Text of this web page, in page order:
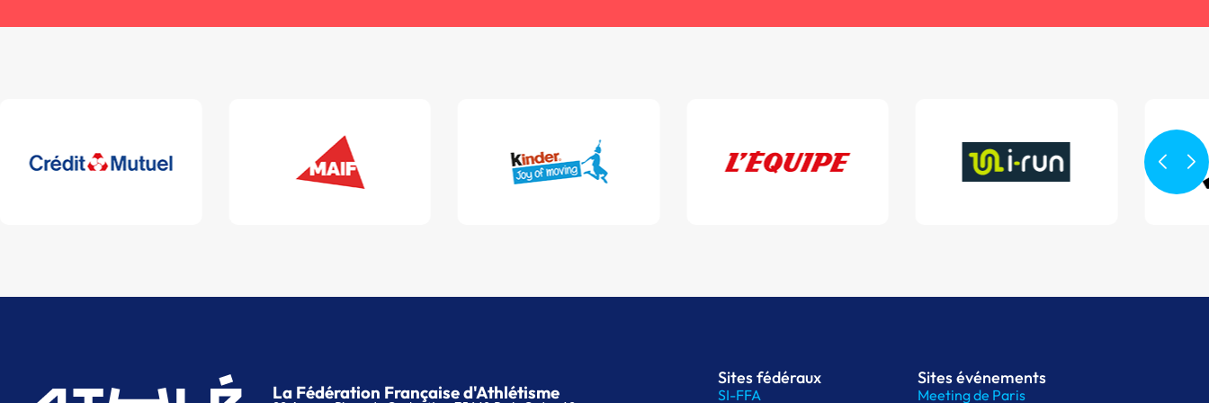
La Fédération Française d'Athlétisme
Sites fédéraux
SI-FFA
Sites événements
Meeting de Paris